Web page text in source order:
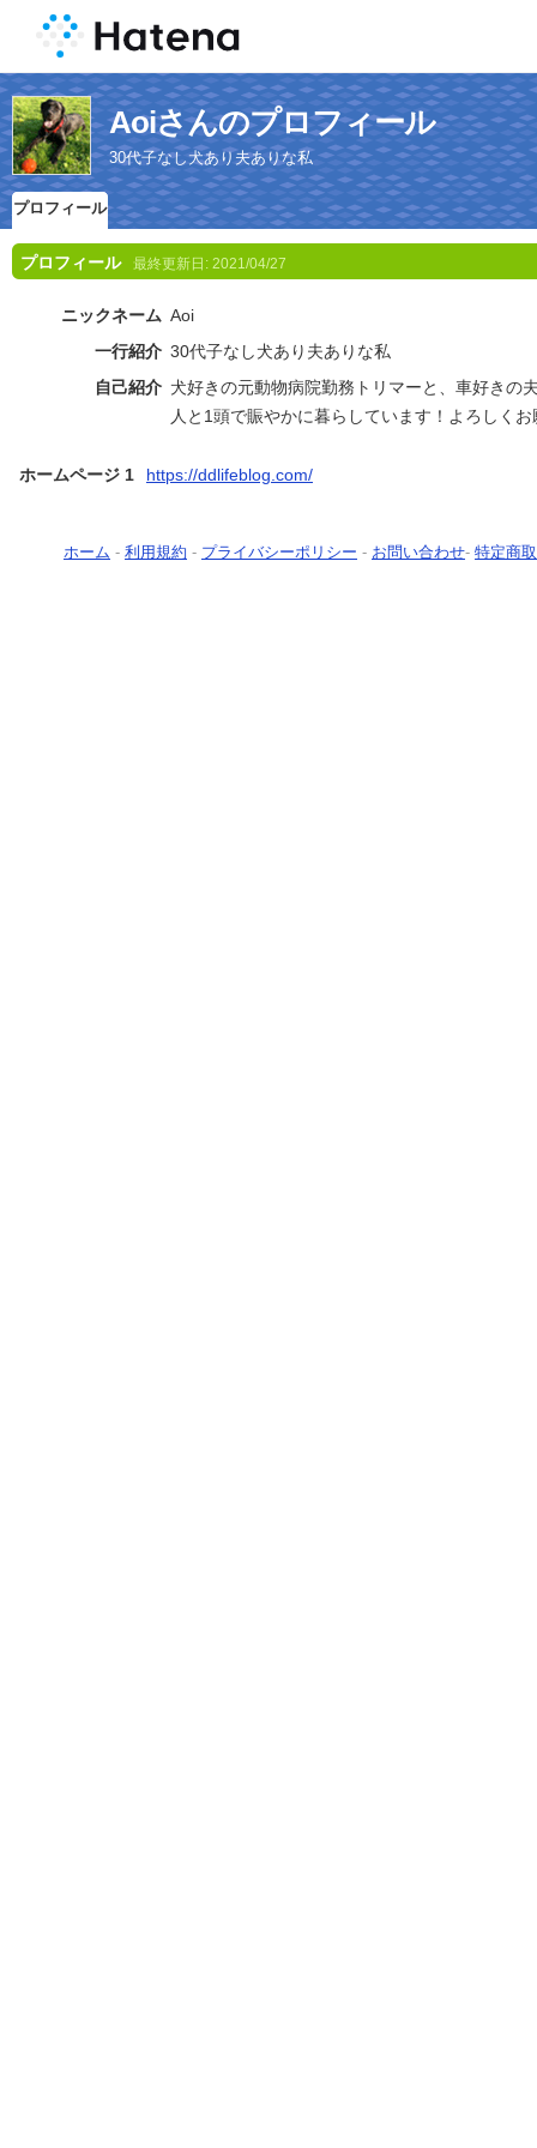
Aoiさんのプロフィール
30代子なし犬あり夫ありな私
プロフィール
プロフィール 最終更新日: 2021/04/27
ニックネーム Aoi
一行紹介 30代子なし犬あり夫ありな私
自己紹介 犬好きの元動物病院勤務トリマーと、車好きの
人と1頭で賑やかに暮らしています！よろしく
ホームページ 1 https://ddlifeblog.com/
ホーム - 利用規約 - プライバシーポリシー - お問い合わせ- 特定商